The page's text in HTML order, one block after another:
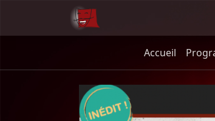
Accueil
Tristan Lucas dans